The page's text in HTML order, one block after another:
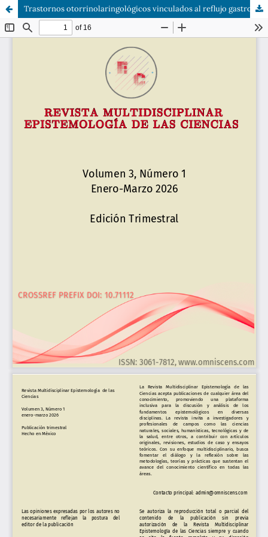
Trastornos otorrinolaringológicos vinculados al reflujo gastroesofágico en pacientes adultos